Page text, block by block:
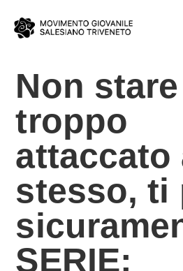
Non stare
troppo
attaccato
stesso, ti
SERIE: